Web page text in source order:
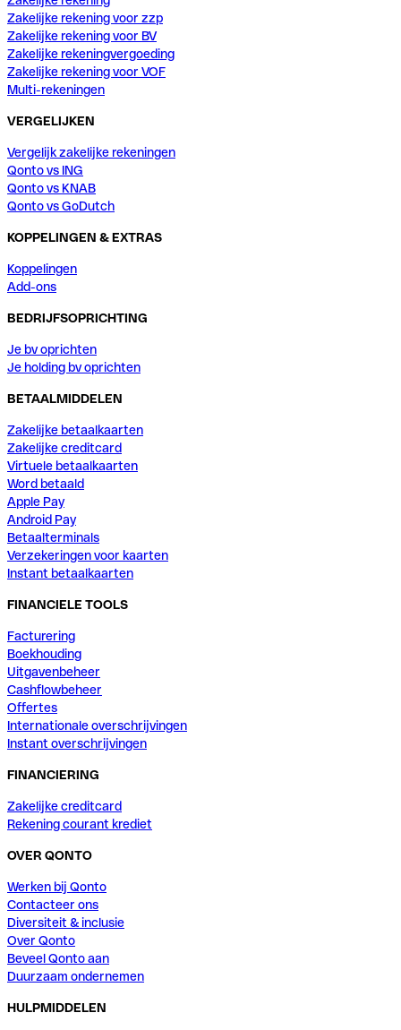
Zakelijke rekening voor zzp
Zakelijke rekening voor BV
Zakelijke rekeningvergoeding
Zakelijke rekening voor VOF
Multi-rekeningen
VERGELIJKEN
Vergelijk zakelijke rekeningen
Qonto vs ING
Qonto vs KNAB
Qonto vs GoDutch
KOPPELINGEN & EXTRAS
Koppelingen
Add-ons
BEDRIJFSOPRICHTING
Je bv oprichten
Je holding bv oprichten
BETAALMIDDELEN
Zakelijke betaalkaarten
Zakelijke creditcard
Virtuele betaalkaarten
Word betaald
Apple Pay
Android Pay
Betaalterminals
Verzekeringen voor kaarten
Instant betaalkaarten
FINANCIELE TOOLS
Facturering
Boekhouding
Uitgavenbeheer
Cashflowbeheer
Offertes
Internationale overschrijvingen
Instant overschrijvingen
FINANCIERING
Zakelijke creditcard
Rekening courant krediet
OVER QONTO
Werken bij Qonto
Contacteer ons
Diversiteit & inclusie
Over Qonto
Beveel Qonto aan
Duurzaam ondernemen
HULPMIDDELEN